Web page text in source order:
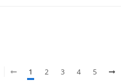
1 2 3 4 5